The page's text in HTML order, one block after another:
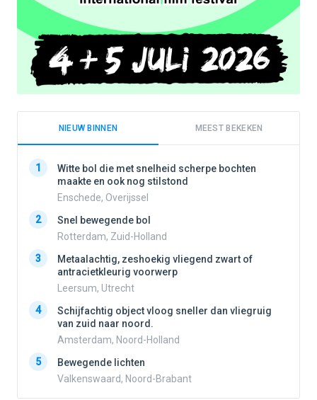
NIEUW BINNEN MEEST BEKEKEN
1
Witte bol die met snelheid scherpe bochten
maakte en ook nog stilstond
Enschede, Overijssel
2
Snel bewegende bol
Rotterdam, Zuid-Holland
3
Metaalachtig, zeshoekig vliegend zwart of
antracietkleurig voorwerp
Leersum, Utrecht
4
Schijfachtig object vloog sneller dan vliegruig
van zuid naar noord.
Amsterdam, Noord-Holland
5
Bewegende lichten
Valkenswaard, Noord-Brabant